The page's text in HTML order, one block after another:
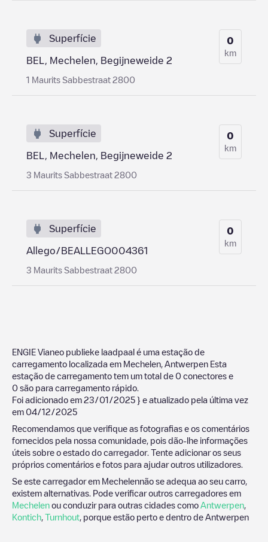
Superfície
BEL, Mechelen, Begijneweide 2
1 Maurits Sabbestraat 2800
0
km
Superfície
BEL, Mechelen, Begijneweide 2
3 Maurits Sabbestraat 2800
0
km
Superfície
Allego/BEALLEGO004361
3 Maurits Sabbestraat 2800
0
km
ENGIE Vianeo publieke laadpaal é uma estação de
carregamento localizada em Mechelen Antwerpen Esta
estação de carregamento tem um total de 0 conectores e
0 são para carregamento rápido.
Foi adicionado em 23/01/2025 } e atualizado pela última vez
em 04/12/2025
Recomendamos que verifique as fotografias e os comentários
fornecidos pela nossa comunidade, pois dão-lhe informações
úteis sobre o estado do carregador. Tente adicionar os seus
próprios comentários e fotos para ajudar outros utilizadores.
Se este carregador em Mechelennão se adequa ao seu carro,
existem alternativas. Pode verificar outros carregadores em
Mechelen ou conduzir para outras cidades como Antwerpen
Kontich Turnhout , porque estão perto e dentro de Antwerpen